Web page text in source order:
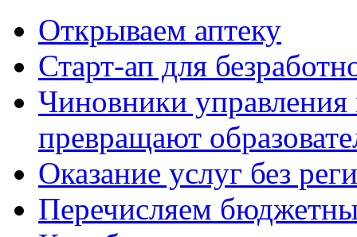
Открываем аптеку
Старт-ап для
Чиновники
превращают
Оказание услуг без
Перечисляем